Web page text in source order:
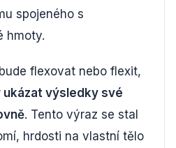
spojeného s
hmoty.
flexovat nebo flexit,
výsledky své
. Tento výraz se stal
hrdosti na vlastní tělo